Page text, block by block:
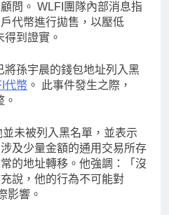
問。 WLFI團隊內部消息指
代幣進行拋售，以壓低
到證實。
將孫宇晨的錢包地址列入黑
代幣 。 此事件發生之際，
未被列入黑名單，並表示
及少量金額的通用交易所存
的地址轉移。他強調：「沒
說，他的行為不可能對
影響。